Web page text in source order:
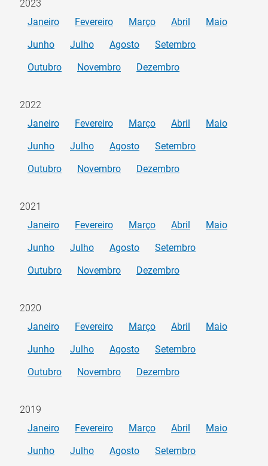
2023
Janeiro
Fevereiro Março Abril
Maio
Junho
Julho Agosto
Setembro
Outubro
Novembro Dezembro
2022
Janeiro
Fevereiro Março Abril
Maio
Junho
Julho Agosto
Setembro
Outubro
Novembro Dezembro
2021
Janeiro
Fevereiro Março Abril
Maio
Junho
Julho Agosto
Setembro
Outubro
Novembro Dezembro
2020
Janeiro
Fevereiro Março Abril
Maio
Junho
Julho Agosto
Setembro
Outubro
Novembro Dezembro
2019
Janeiro
Fevereiro Março Abril
Maio
Junho
Julho Agosto
Setembro